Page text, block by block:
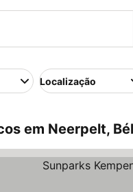
Localização
em Neerpelt,